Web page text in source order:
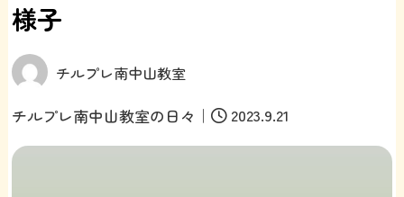
様子
チルプレ南中山教室
チルプレ南中山教室の日々 ｜ 2023.9.21